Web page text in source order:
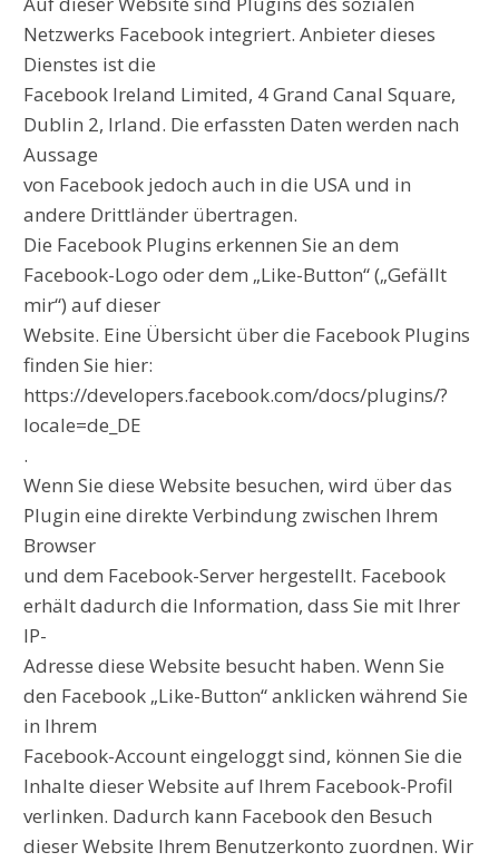
Netzwerks Facebook integriert. Anbieter dieses
Dienstes ist die
Facebook Ireland Limited, 4 Grand Canal Square,
Dublin 2, Irland. Die erfassten Daten werden nach
Aussage
von Facebook jedoch auch in die USA und in
andere Drittländer übertragen.
Die Facebook Plugins erkennen Sie an dem
Facebook-Logo oder dem „Like-Button“ („Gefällt
mir“) auf dieser
Website. Eine Übersicht über die Facebook Plugins
finden Sie hier:
https://developers.facebook.com/docs/plugins/?
locale=de_DE
.
Wenn Sie diese Website besuchen, wird über das
Plugin eine direkte Verbindung zwischen Ihrem
Browser
und dem Facebook-Server hergestellt. Facebook
erhält dadurch die Information, dass Sie mit Ihrer
IP-
Adresse diese Website besucht haben. Wenn Sie
den Facebook „Like-Button“ anklicken während Sie
in Ihrem
Facebook-Account eingeloggt sind, können Sie die
Inhalte dieser Website auf Ihrem Facebook-Profil
verlinken. Dadurch kann Facebook den Besuch
dieser Website Ihrem Benutzerkonto zuordnen. Wir